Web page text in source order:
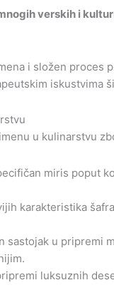
verskih i
i složen proces
iskustvima
u kulinarstvu
miris poput
karakteristika
sastojak u pripremi
luksuznih